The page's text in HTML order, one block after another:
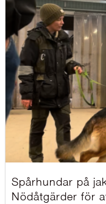
Spårhundar på
Nödåtgärder för